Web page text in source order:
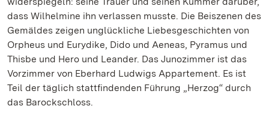
dass Wilhelmine ihn verlassen musste. Die Beiszenen des
Gemäldes zeigen unglückliche Liebesgeschichten von
Orpheus und Eurydike, Dido und Aeneas, Pyramus und
Thisbe und Hero und Leander. Das Junozimmer ist das
Vorzimmer von Eberhard Ludwigs Appartement. Es ist
Teil der täglich stattfindenden Führung „Herzog“ durch
das Barockschloss.